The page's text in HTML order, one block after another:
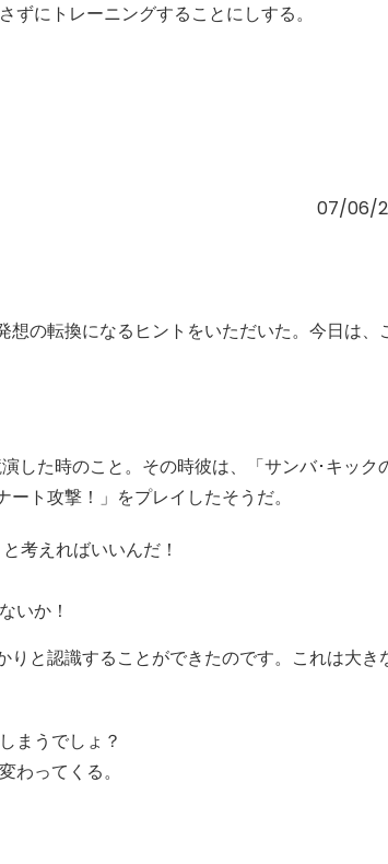
にトレーニングすることにしする。
07/06/
の転換になるヒントをいただいた。今日は、
した時のこと。その時彼は、「サンバ･キック
ト攻撃！」をプレイしたそうだ。
考えればいいんだ！
いか！
と認識することができたのです。これは大き
まうでしょ？
わってくる。